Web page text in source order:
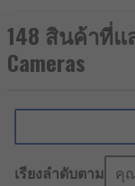
การตรวจสอบพื้นที่
โครงสร้างภายใน
ทำได้ยาก ส่งผลให้
สามารถในการเข้
ภาพและวิดีโอไปยั
สามารถตรวจสอ
ดำเนินงานบำรุงรั
148 สินค้าที่แ
Cameras
เรียงลำดับตาม คุ